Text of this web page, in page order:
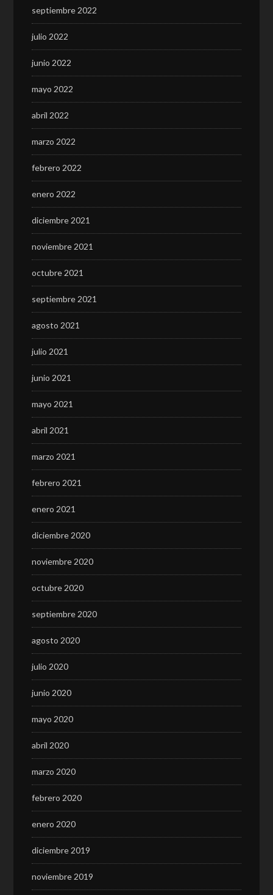
septiembre 2022
julio 2022
junio 2022
mayo 2022
abril 2022
marzo 2022
febrero 2022
enero 2022
diciembre 2021
noviembre 2021
octubre 2021
septiembre 2021
agosto 2021
julio 2021
junio 2021
mayo 2021
abril 2021
marzo 2021
febrero 2021
enero 2021
diciembre 2020
noviembre 2020
octubre 2020
septiembre 2020
agosto 2020
julio 2020
junio 2020
mayo 2020
abril 2020
marzo 2020
febrero 2020
enero 2020
diciembre 2019
noviembre 2019